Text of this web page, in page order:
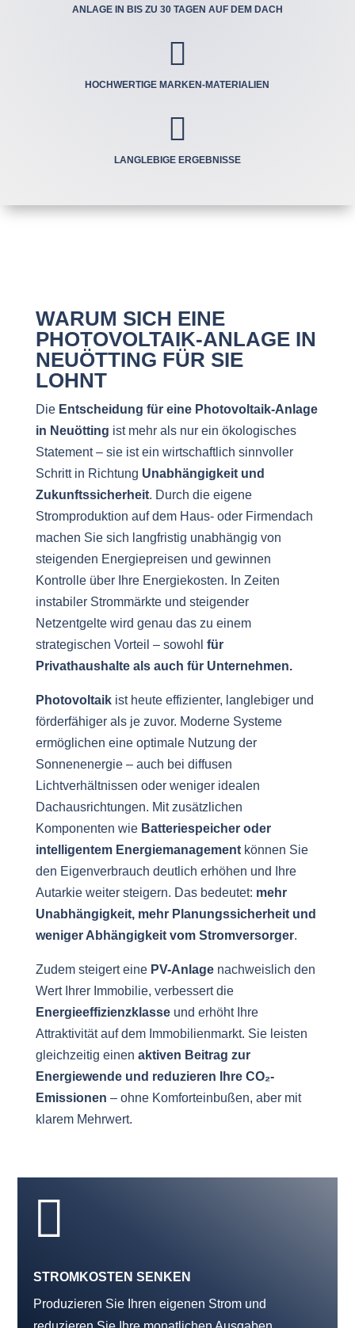
ANLAGE IN BIS ZU 30 TAGEN AUF DEM DACH

HOCHWERTIGE MARKEN-MATERIALIEN

LANGLEBIGE ERGEBNISSE
WARUM SICH EINE
PHOTOVOLTAIK-ANLAGE IN
NEUÖTTING FÜR SIE
LOHNT
Die Entscheidung für eine Photovoltaik-Anlage
in Neuötting ist mehr als nur ein ökologisches
Statement – sie ist ein wirtschaftlich sinnvoller
Schritt in Richtung Unabhängigkeit und
Zukunftssicherheit. Durch die eigene
Stromproduktion auf dem Haus- oder Firmendach
machen Sie sich langfristig unabhängig von
steigenden Energiepreisen und gewinnen
Kontrolle über Ihre Energiekosten. In Zeiten
instabiler Strommärkte und steigender
Netzentgelte wird genau das zu einem
strategischen Vorteil – sowohl für
Privathaushalte als auch für Unternehmen.
Photovoltaikist heute effizienter, langlebiger und
förderfähiger als je zuvor. Moderne Systeme
ermöglichen eine optimale Nutzung der
Sonnenenergie – auch bei diffusen
Lichtverhältnissen oder weniger idealen
Dachausrichtungen. Mit zusätzlichen
Komponenten wie Batteriespeicher oder
intelligentem Energiemanagementkönnen Sie
den Eigenverbrauch deutlich erhöhen und Ihre
Autarkie weiter steigern. Das bedeutet: mehr
Unabhängigkeit, mehr Planungssicherheit und
weniger Abhängigkeit vom Stromversorger.
Zudem steigert eine PV-Anlagenachweislich den
Wert Ihrer Immobilie, verbessert die
Energieeffizienzklasseund erhöht Ihre
Attraktivität auf dem Immobilienmarkt. Sie leisten
gleichzeitig einen aktiven Beitrag zur
Energiewende und reduzieren Ihre CO₂-
Emissionen – ohne Komforteinbußen, aber mit
klarem Mehrwert.

STROMKOSTEN SENKEN
Produzieren Sie Ihren eigenen Strom und